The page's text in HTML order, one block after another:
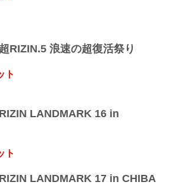
ご了承ください。
会場
RIZIN.5 浪速の超復活祭り
ト
LANDMARK 16 in
ト
RIZIN LANDMARK 17 in CHIBA